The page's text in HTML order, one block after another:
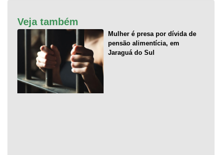
Veja também
Mulher é presa por dívida de
pensão alimentícia, em
Jaraguá do Sul